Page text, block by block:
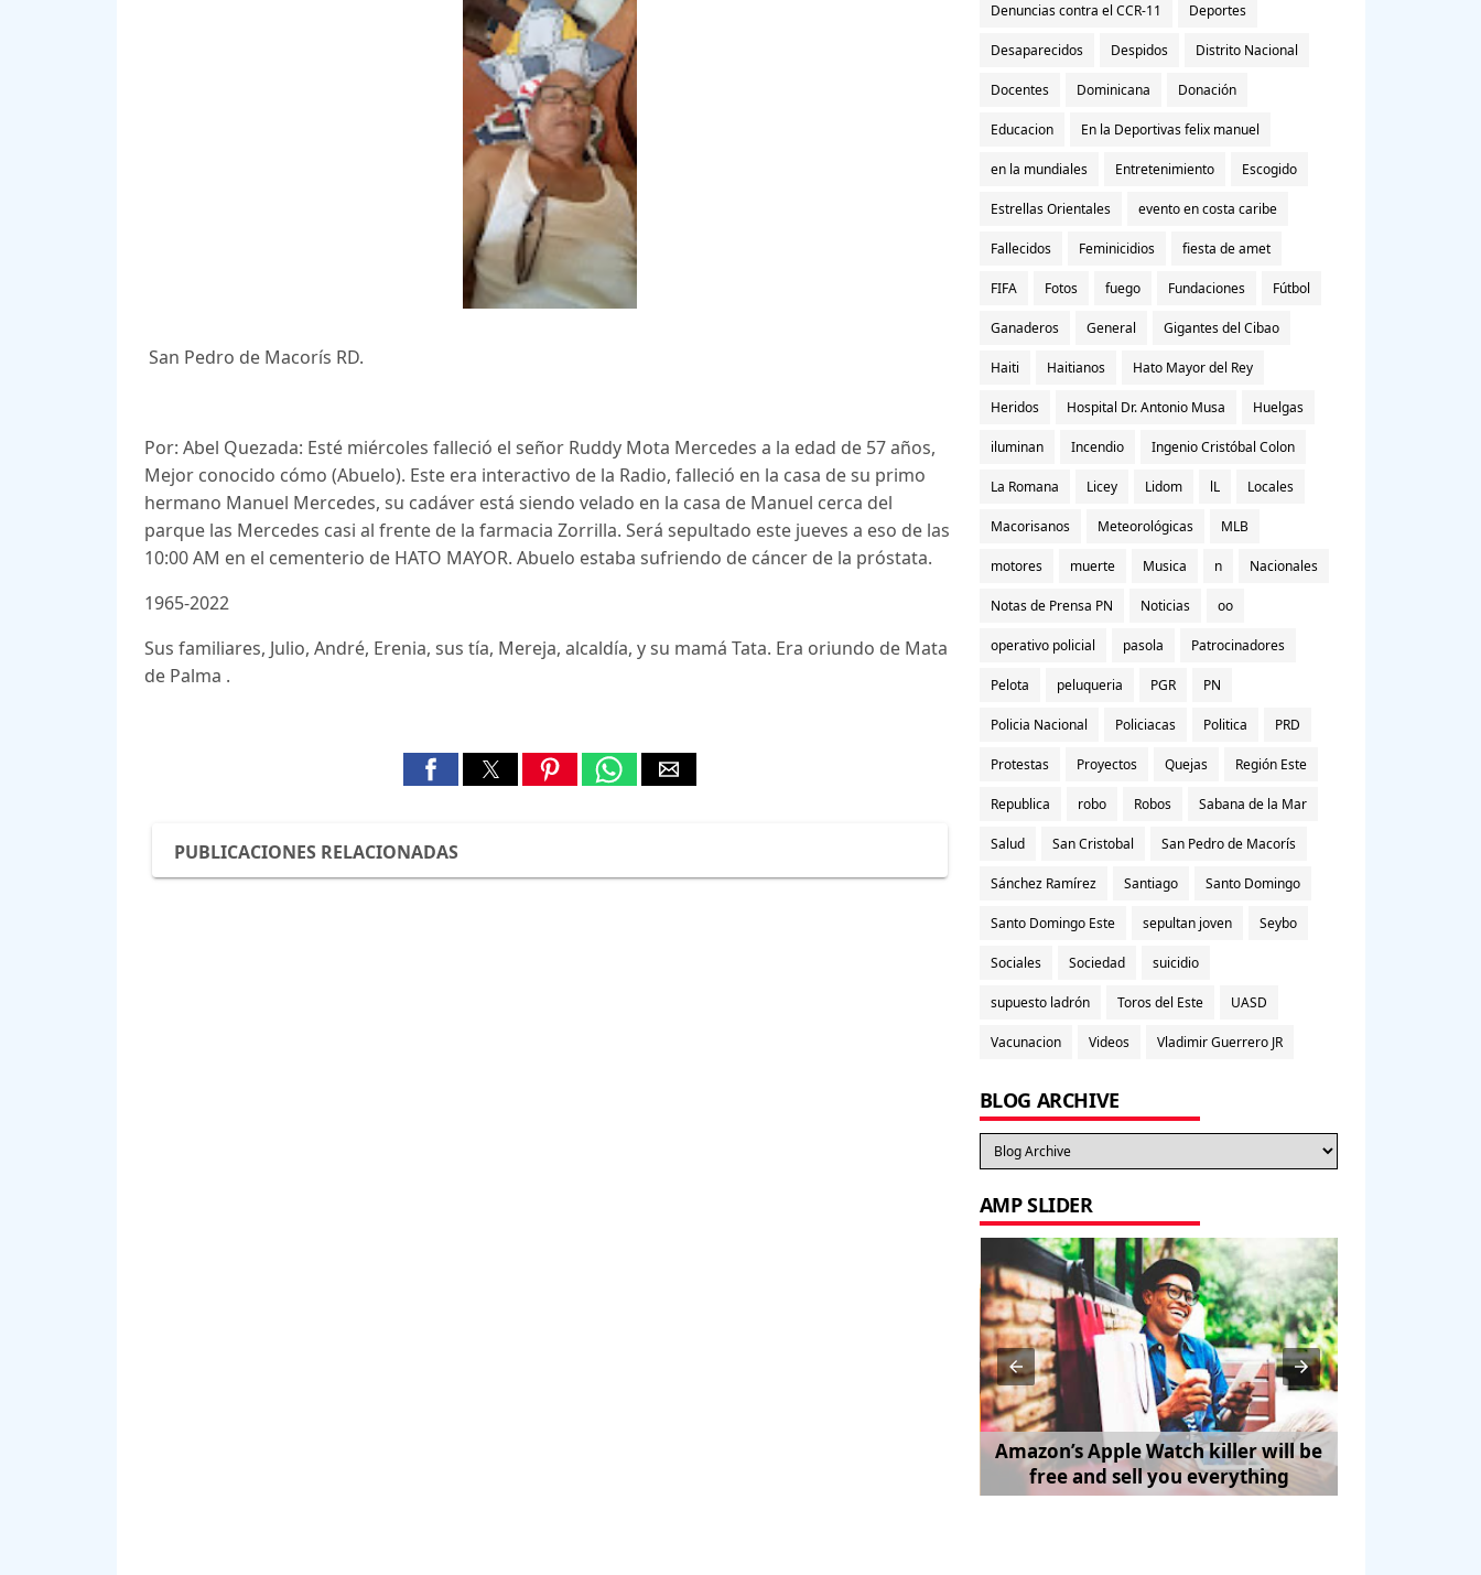
San Pedro de Macorís RD.
Por: Abel Quezada: Esté miércoles falleció el señor Ruddy Mota Mercedes a la edad de 57 años,
Mejor conocido cómo (Abuelo). Este era interactivo de la Radio, falleció en la casa de su primo
hermano Manuel Mercedes, su cadáver está siendo velado en la casa de Manuel cerca del
parque las Mercedes casi al frente de la farmacia Zorrilla. Será sepultado este jueves a eso de las
10:00 AM en el cementerio de HATO MAYOR. Abuelo estaba sufriendo de cáncer de la próstata.
1965-2022
Sus familiares, Julio, André, Erenia, sus tía, Mereja, alcaldía, y su mamá Tata. Era oriundo de Mata
de Palma .
PUBLICACIONES RELACIONADAS
Denuncias contra el CCR-11 Deportes
Desaparecidos Despidos Distrito Nacional
Docentes Dominicana Donación
Educacion En la Deportivas felix manuel
en la mundiales Entretenimiento Escogido
Estrellas Orientales evento en costa caribe
Fallecidos Feminicidios fiesta de amet
FIFA Fotos fuego Fundaciones Fútbol
Ganaderos General Gigantes del Cibao
Haiti Haitianos Hato Mayor del Rey
Heridos Hospital Dr. Antonio Musa Huelgas
iluminan Incendio Ingenio Cristóbal Colon
La Romana Licey Lidom lL Locales
Macorisanos Meteorológicas MLB
motores muerte Musica n Nacionales
Notas de Prensa PN Noticias oo
operativo policial pasola Patrocinadores
Pelota peluqueria PGR PN
Policia Nacional Policiacas Politica PRD
Protestas Proyectos Quejas Región Este
Republica robo Robos Sabana de la Mar
Salud San Cristobal San Pedro de Macorís
Sánchez Ramírez Santiago Santo Domingo
Santo Domingo Este sepultan joven Seybo
Sociales Sociedad suicidio
supuesto ladrón Toros del Este UASD
Vacunacion Videos Vladimir Guerrero JR
BLOG ARCHIVE
AMP SLIDER
Amazon’s Apple Watch killer will be
free and sell you everything